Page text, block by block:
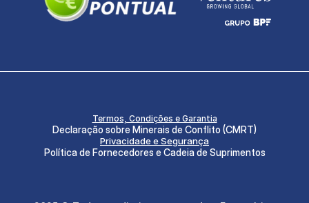
Termos, Condições e Garantia
Privacidade e Segurança
Declaração sobre Minerais de Conflito (CMRT)
Política de Fornecedores e Cadeia de Suprimentos